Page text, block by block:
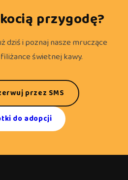
przygodę?
dziś i poznaj nasze mruczące
świetnej kawy.
przez SMS
do adopcji